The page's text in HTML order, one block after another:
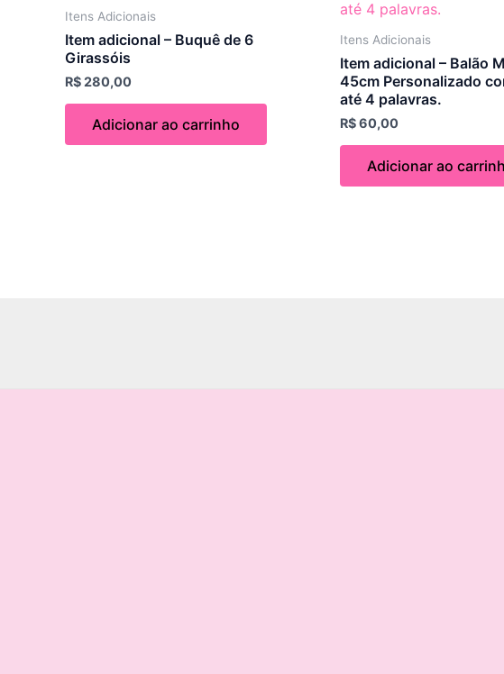
Itens Adicionais
Item adicional – Buquê de 6
Girassóis
R$280,00
Adicionar ao carrinho
Itens Adicionais
Item adicional – Balão
45cm Personalizado
até 4 palavras.
R$60,00
Adicionar ao